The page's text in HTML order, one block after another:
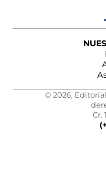
© 2026,
Cr.